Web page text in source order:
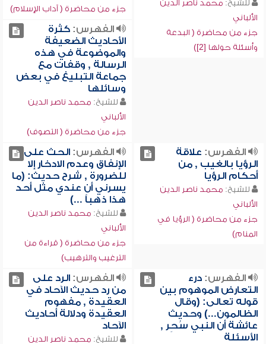
للشيخ: محمد ناصر الدين
الألباني
جزء من محاضرة ( البدعة
وأسئلة حولها [2])
جزء من محاضرة ( آداب الإسلام)
الفهرس:كثرة
الأحاديث الضعيفة
والموضوعة في هذه
الرسالة , وقفات مع
جماعة التبليغ في بعض
وسائلها
للشيخ: محمد ناصر الدين
الألباني
جزء من محاضرة ( التصوف)
الفهرس: علاقة
الرؤيا بالغيب , من
أحكام الرؤيا
للشيخ: محمد ناصر الدين
الألباني
جزء من محاضرة ( الرؤيا في
المنام)
الفهرس:الحث على
الإنفاق وعدم الادخار إلا
للضرورة , شرح حديث: (ما
يسرني أن عندي مثل أحد
هذا ذهباً ...)
للشيخ: محمد ناصر الدين
الألباني
جزء من محاضرة ( قراءة من
الترغيب والترهيب)
الفهرس:درء
التعارض الموهوم بين
قوله تعالى: (وقال
الظالمون...) وحديث
عائشة أن النبي سُحِر ,
الأسئلة
الفهرس:الرد على
من رد حديث الآحاد في
العقيدة , مفهوم
العقيدة ودلالة أحاديث
الآحاد
للشيخ: محمد ناصر الدين